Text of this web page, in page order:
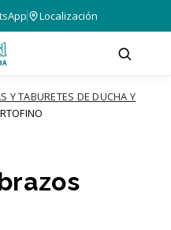
Localización
Y TABURETES DE DUCHA Y